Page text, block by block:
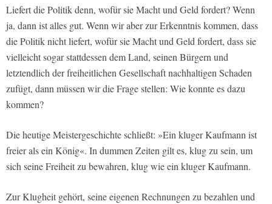
Liefert die Politik denn, wofür sie Macht und Geld fordert? Wenn
ja, dann ist alles gut. Wenn wir aber zur Erkenntnis kommen, dass
die Politik nicht liefert, wofür sie Macht und Geld fordert, dass sie
vielleicht sogar stattdessen dem Land, seinen Bürgern und
letztendlich der freiheitlichen Gesellschaft nachhaltigen Schaden
zufügt, dann müssen wir die Frage stellen: Wie konnte es dazu
kommen?
Die heutige Meistergeschichte schließt: »Ein kluger Kaufmann ist
freier als ein König«. In dummen Zeiten gilt es, klug zu sein, um
sich seine Freiheit zu bewahren, klug wie ein kluger Kaufmann.
Zur Klugheit gehört, seine eigenen Rechnungen zu bezahlen und